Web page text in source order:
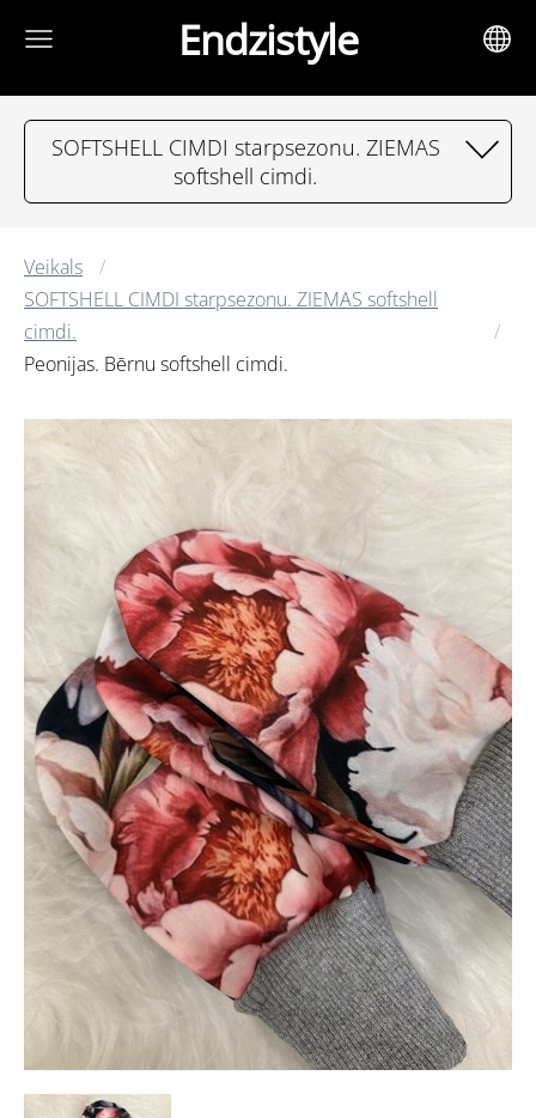
Endzistyle
SOFTSHELL CIMDI starpsezonu. ZIEMAS
softshell cimdi.
Veikals
SOFTSHELL CIMDI starpsezonu. ZIEMAS softshell
cimdi.
Peonijas. Bērnu softshell cimdi.